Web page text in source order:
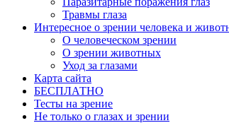
Травмы глаза
Интересное о зрении человека и
О человеческом зрении
О зрении животных
Уход за глазами
Карта сайта
БЕСПЛАТНО
Тесты на зрение
Не только о глазах и зрении